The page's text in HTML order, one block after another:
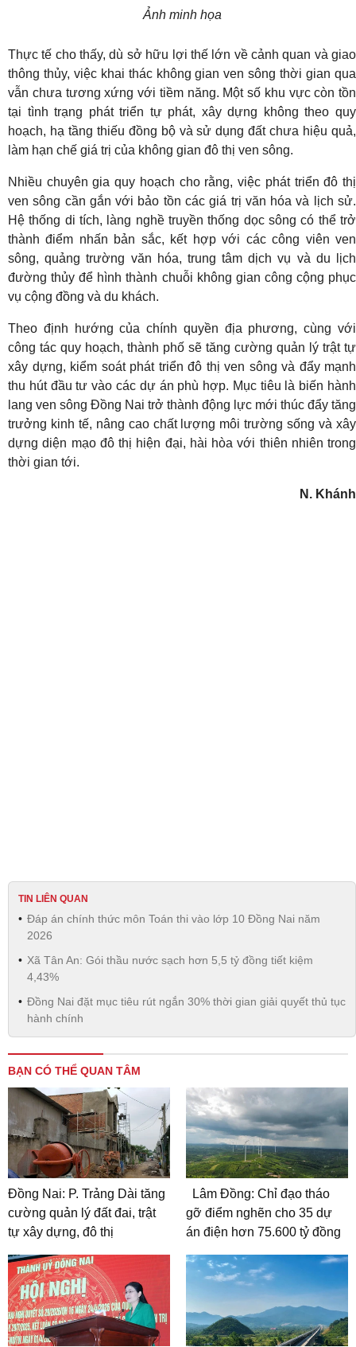
Ảnh minh họa
Thực tế cho thấy, dù sở hữu lợi thế lớn về cảnh quan và giao
thông thủy, việc khai thác không gian ven sông thời gian qua
vẫn chưa tương xứng với tiềm năng. Một số khu vực còn tồn
tại tình trạng phát triển tự phát, xây dựng không theo quy
hoạch, hạ tầng thiếu đồng bộ và sử dụng đất chưa hiệu quả,
làm hạn chế giá trị của không gian đô thị ven sông.
Nhiều chuyên gia quy hoạch cho rằng, việc phát triển đô thị
ven sông cần gắn với bảo tồn các giá trị văn hóa và lịch sử.
Hệ thống di tích, làng nghề truyền thống dọc sông có thể trở
thành điểm nhấn bản sắc, kết hợp với các công viên ven
sông, quảng trường văn hóa, trung tâm dịch vụ và du lịch
đường thủy để hình thành chuỗi không gian công cộng phục
vụ cộng đồng và du khách.
Theo định hướng của chính quyền địa phương, cùng với
công tác quy hoạch, thành phố sẽ tăng cường quản lý trật tự
xây dựng, kiểm soát phát triển đô thị ven sông và đẩy mạnh
thu hút đầu tư vào các dự án phù hợp. Mục tiêu là biến hành
lang ven sông Đồng Nai trở thành động lực mới thúc đẩy tăng
trưởng kinh tế, nâng cao chất lượng môi trường sống và xây
dựng diện mạo đô thị hiện đại, hài hòa với thiên nhiên trong
thời gian tới.
N. Khánh
TIN LIÊN QUAN
Đáp án chính thức môn Toán thi vào lớp 10 Đồng Nai năm
2026
Xã Tân An: Gói thầu nước sạch hơn 5,5 tỷ đồng tiết kiệm
4,43%
Đồng Nai đặt mục tiêu rút ngắn 30% thời gian giải quyết thủ tục
hành chính
BẠN CÓ THỂ QUAN TÂM
Đồng Nai: P. Trảng Dài tăng
cường quản lý đất đai, trật
tự xây dựng, đô thị
Lâm Đồng: Chỉ đạo tháo
gỡ điểm nghẽn cho 35 dự
án điện hơn 75.600 tỷ đồng